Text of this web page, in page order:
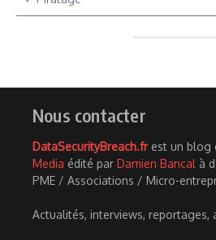
Nous contacter
DataSecurityBreach.frest un blog
Media édité par Damien Bancal à
PME / Associations / Micro-
Actualités, interviews, reportages,